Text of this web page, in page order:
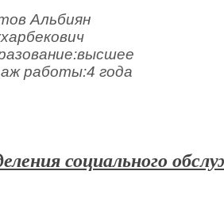
Альбиян
работы:4 года
социального